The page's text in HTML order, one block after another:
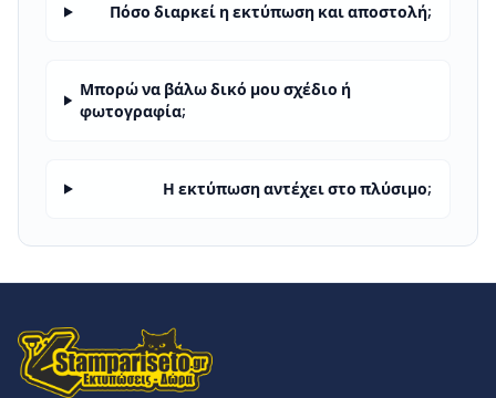
Πόσο διαρκεί η εκτύπωση και αποστολή;
Μπορώ να βάλω δικό μου σχέδιο ή
φωτογραφία;
Η εκτύπωση αντέχει στο πλύσιμο;